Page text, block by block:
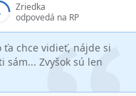
Zriedka
odpovedá na RP
ťa chce vidieť, nájde si
sám... Zvyšok sú len